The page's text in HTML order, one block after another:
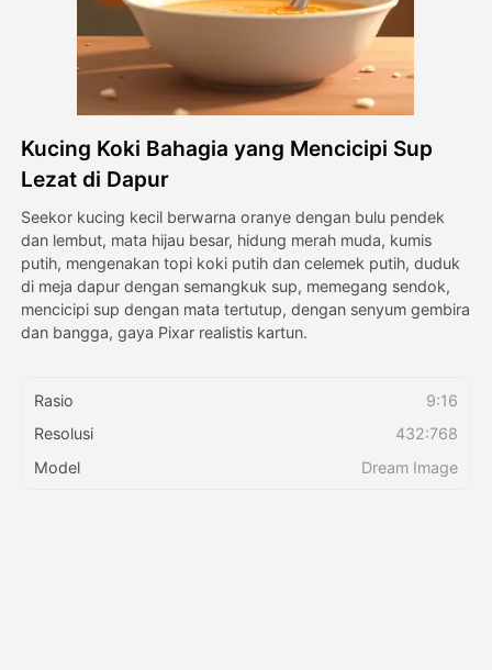
Alat lainnya
Lihat Semua Template
Galeri
Blog
Harga
API
Kucing Koki Bahagia yang Mencicipi Sup
Lezat di Dapur
Seekor kucing kecil berwarna oranye dengan bulu pendek
dan lembut, mata hijau besar, hidung merah muda, kumis
putih, mengenakan topi koki putih dan celemek putih, duduk
di meja dapur dengan semangkuk sup, memegang sendok,
mencicipi sup dengan mata tertutup, dengan senyum gembira
dan bangga, gaya Pixar realistis kartun.
Rasio
9:16
Resolusi
432:768
Model
Dream Image